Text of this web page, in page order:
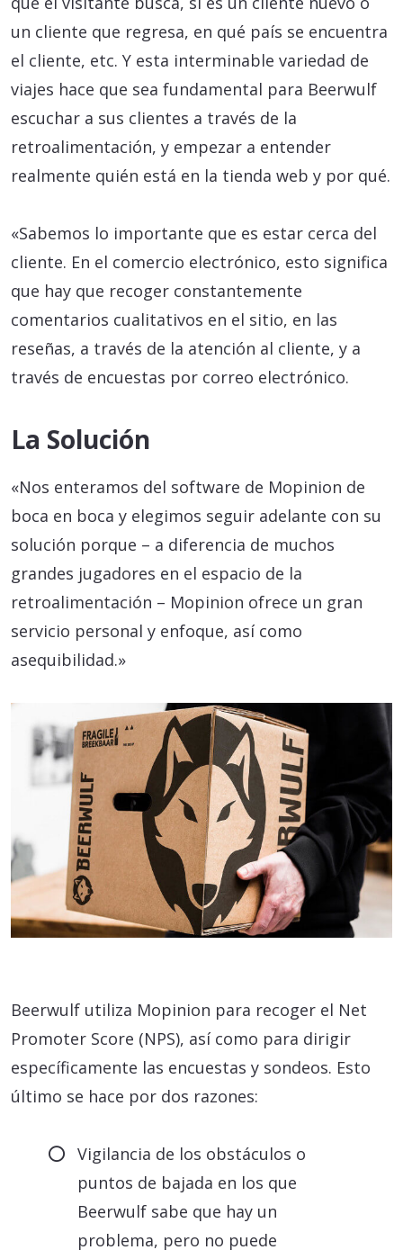
un cliente que regresa, en qué país se encuentra
el cliente, etc. Y esta interminable variedad de
viajes hace que sea fundamental para Beerwulf
escuchar a sus clientes a través de la
retroalimentación, y empezar a entender
realmente quién está en la tienda web y por qué.
«Sabemos lo importante que es estar cerca del
cliente. En el comercio electrónico, esto significa
que hay que recoger constantemente
comentarios cualitativos en el sitio, en las
reseñas, a través de la atención al cliente, y a
través de encuestas por correo electrónico.
La Solución
«Nos enteramos del software de Mopinion de
boca en boca y elegimos seguir adelante con su
solución porque – a diferencia de muchos
grandes jugadores en el espacio de la
retroalimentación – Mopinion ofrece un gran
servicio personal y enfoque, así como
asequibilidad.»
Beerwulf utiliza Mopinion para recoger el Net
Promoter Score (NPS), así como para dirigir
específicamente las encuestas y sondeos. Esto
último se hace por dos razones:
Vigilancia de los obstáculos o
puntos de bajada en los que
Beerwulf sabe que hay un
problema, pero no puede